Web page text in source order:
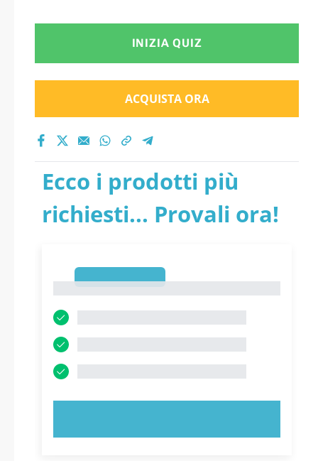
INIZIA QUIZ
ACQUISTA ORA
Ecco i prodotti più
richiesti... Provali ora!